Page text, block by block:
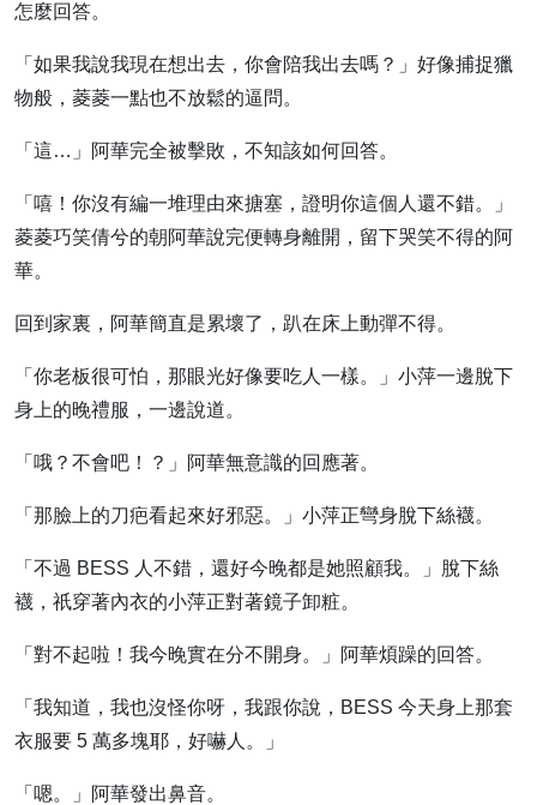
怎麼回答。
「如果我說我現在想出去，你會陪我出去嗎？」好像捕捉獵
物般，菱菱一點也不放鬆的逼問。
「這…」阿華完全被擊敗，不知該如何回答。
「嘻！你沒有編一堆理由來搪塞，證明你這個人還不錯。」
菱菱巧笑倩兮的朝阿華說完便轉身離開，留下哭笑不得的阿
華。
回到家裏，阿華簡直是累壞了，趴在床上動彈不得。
「你老板很可怕，那眼光好像要吃人一樣。」小萍一邊脫下
身上的晚禮服，一邊說道。
「哦？不會吧！？」阿華無意識的回應著。
「那臉上的刀疤看起來好邪惡。」小萍正彎身脫下絲襪。
「不過 BESS 人不錯，還好今晚都是她照顧我。」脫下絲
襪，祇穿著內衣的小萍正對著鏡子卸粧。
「對不起啦！我今晚實在分不開身。」阿華煩躁的回答。
「我知道，我也沒怪你呀，我跟你說，BESS 今天身上那套
衣服要 5 萬多塊耶，好嚇人。」
「嗯。」阿華發出鼻音。